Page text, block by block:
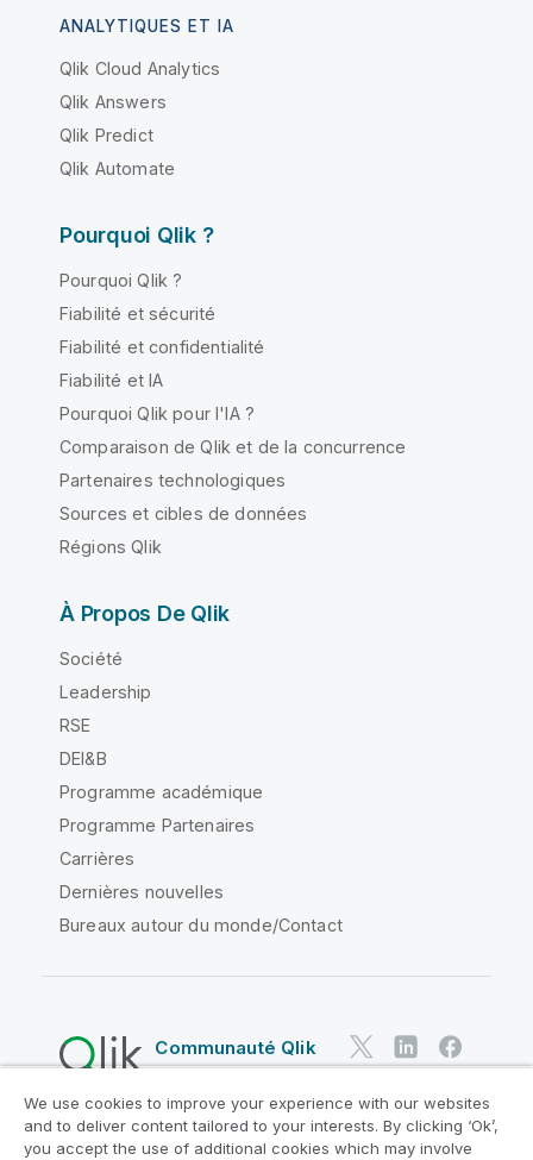
ANALYTIQUES ET IA
Qlik Cloud Analytics
Qlik Answers
Qlik Predict
Qlik Automate
Pourquoi Qlik ?
Pourquoi Qlik ?
Fiabilité et sécurité
Fiabilité et confidentialité
Fiabilité et IA
Pourquoi Qlik pour l'IA ?
Comparaison de Qlik et de la concurrence
Partenaires technologiques
Sources et cibles de données
Régions Qlik
À Propos De Qlik
Société
Leadership
RSE
DEI&B
Programme académique
Programme Partenaires
Carrières
Dernières nouvelles
Bureaux autour du monde/Contact
Communauté Qlik
Contrats juridiques
Conditions d'utilisation des produits
We use cookies to improve your experience with our websites
and to deliver content tailored to your interests. By clicking ‘Ok’,
you accept the use of additional cookies which may involve